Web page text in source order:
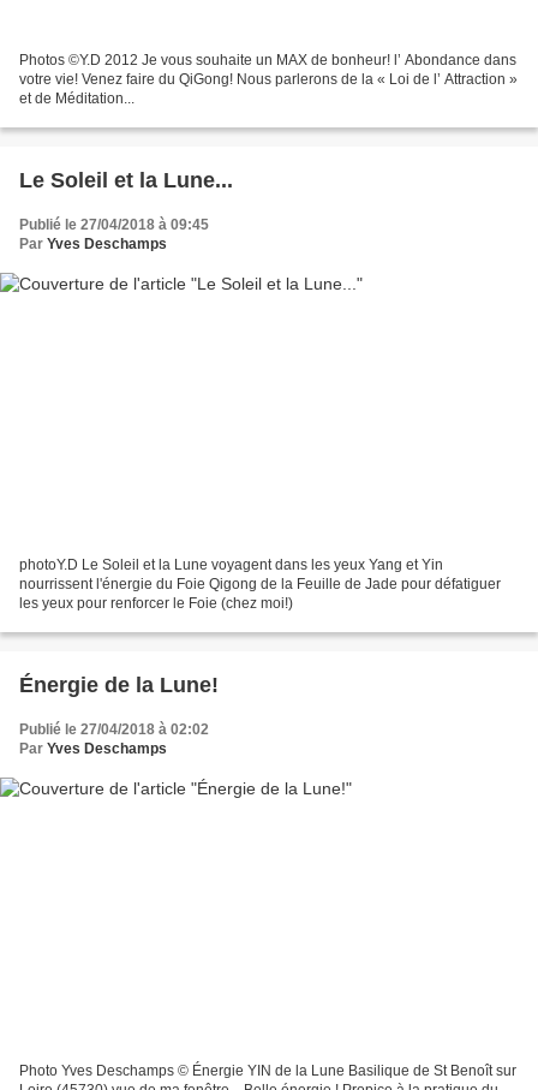
Photos ©️Y.D 2012 Je vous souhaite un MAX de bonheur! l’ Abondance dans
votre vie! Venez faire du QiGong! Nous parlerons de la « Loi de l’ Attraction »
et de Méditation...
Le Soleil et la Lune...
Publié le 27/04/2018 à 09:45
Par Yves Deschamps
photoY.D Le Soleil et la Lune voyagent dans les yeux Yang et Yin
nourrissent l'énergie du Foie Qigong de la Feuille de Jade pour défatiguer
les yeux pour renforcer le Foie (chez moi!)
Énergie de la Lune!
Publié le 27/04/2018 à 02:02
Par Yves Deschamps
Photo Yves Deschamps ©️ Énergie YIN de la Lune Basilique de St Benoît sur